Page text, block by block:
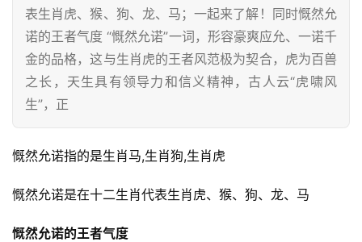
表生肖虎、猴、狗、龙、马；一起来了解！同时慨然允
诺的王者气度 “慨然允诺”一词，形容豪爽应允、一诺千
金的品格，这与生肖虎的王者风范极为契合，虎为百兽
之长，天生具有领导力和信义精神，古人云“虎啸风
生”，正
慨然允诺指的是生肖马,生肖狗,生肖虎
慨然允诺是在十二生肖代表生肖虎、猴、狗、龙、马
慨然允诺的王者气度